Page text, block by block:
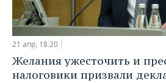
21 апр, 18:20
Желания ужесточить и
налоговики призвали